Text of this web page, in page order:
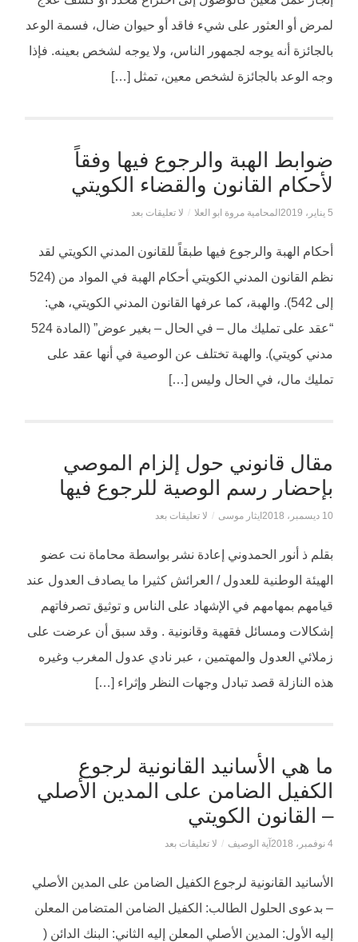
لمرض أو العثور على شيء فاقد أو حيوان ضال، فسمة الوعد
بالجائزة أنه يوجه لجمهور الناس، ولا يوجه لشخص بعينه. فإذا
وجه الوعد بالجائزة لشخص معين، تمثل […]
ضوابط الهبة والرجوع فيها وفقاً
لأحكام القانون والقضاء الكويتي
5 يناير، 2019 المحامية مروة ابو العلا / لا تعليقات بعد
أحكام الهبة والرجوع فيها طبقاً للقانون المدني الكويتي لقد
نظم القانون المدني الكويتي أحكام الهبة في المواد من (524
إلى 542). والهبة، كما عرفها القانون المدني الكويتي، هي:
“عقد على تمليك مال – في الحال – بغير عوض” (المادة 524
مدني كويتي). والهبة تختلف عن الوصية في أنها عقد على
تمليك مال، في الحال وليس […]
مقال قانوني حول إلزام الموصي
بإحضار رسم الوصية للرجوع فيها
10 ديسمبر، 2018 ايثار موسى / لا تعليقات بعد
بقلم ذ أنور الحمدوني إعادة نشر بواسطة محاماة نت عضو
الهيئة الوطنية للعدول / العرائش كثيرا ما يصادف العدول عند
قيامهم بمهامهم في الإشهاد على الناس و توثيق تصرفاتهم
إشكاﻻت ومسائل فقهية وقانونية . وقد سبق أن عرضت على
زملائي العدول والمهتمين ، عبر نادي عدول المغرب وغيره
هذه النازلة قصد تبادل وجهات النظر وإثراء […]
ما هي الأسانيد القانونية لرجوع
الكفيل الضامن على المدين الأصلي
– القانون الكويتي
4 نوفمبر، 2018 آية الوصيف / لا تعليقات بعد
الأسانيد القانونية لرجوع الكفيل الضامن على المدين الأصلي
– بدعوى الحلول الطالب: الكفيل الضامن المتضامن المعلن
إليه الأول: المدين الأصلي المعلن إليه الثاني: البنك الدائن (